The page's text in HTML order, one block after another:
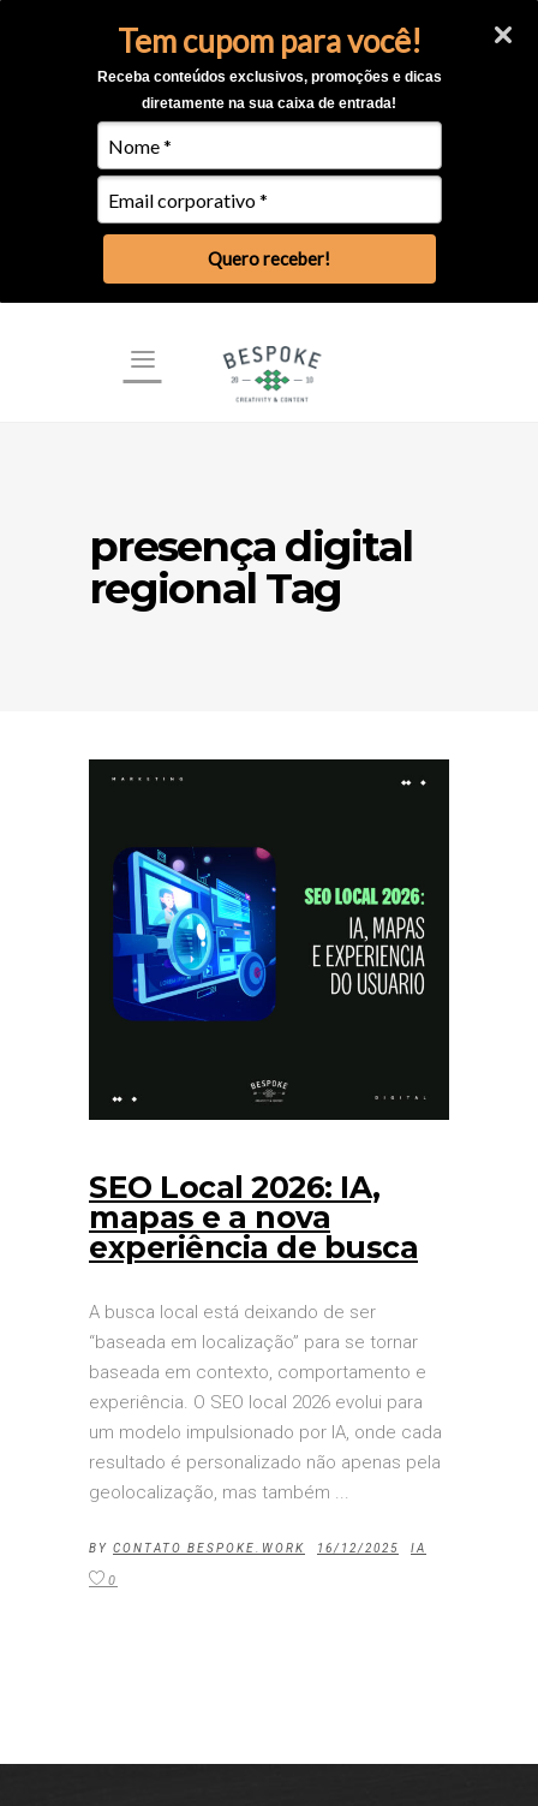
Tem cupom para você!
Receba conteúdos exclusivos, promoções e dicas
diretamente na sua caixa de entrada!
Quero receber!
presença digital
regional Tag
SEO Local 2026: IA,
mapas e a nova
experiência de busca
A busca local está deixando de ser
“baseada em localização” para se tornar
baseada em contexto, comportamento e
experiência. O SEO local 2026 evolui para
um modelo impulsionado por IA, onde cada
resultado é personalizado não apenas pela
geolocalização, mas também
BY CONTATO BESPOKE.WORK 16/12/2025 IA
0